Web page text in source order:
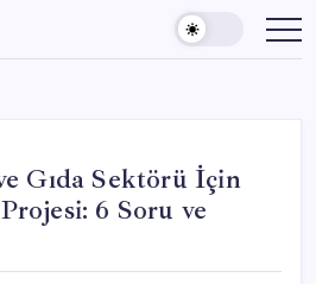
Gıda Sektörü İçin
6 Soru ve